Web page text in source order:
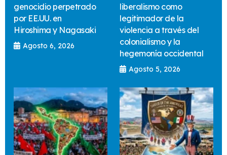
genocidio perpetrado
por EE.UU. en
Hiroshima y Nagasaki
Agosto 6, 2026
liberalismo como
legitimador de la
violencia a través del
colonialismo y la
hegemonía occidental
Agosto 5, 2026